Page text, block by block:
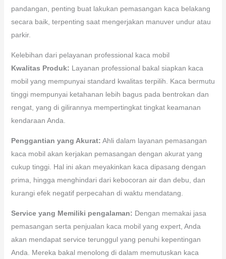
pandangan, penting buat lakukan pemasangan kaca belakang
secara baik, terpenting saat mengerjakan manuver undur atau
parkir.
Kelebihan dari pelayanan professional kaca mobil
Kwalitas Produk: Layanan professional bakal siapkan kaca
mobil yang mempunyai standard kwalitas terpilih. Kaca bermutu
tinggi mempunyai ketahanan lebih bagus pada bentrokan dan
rengat, yang di gilirannya mempertingkat tingkat keamanan
kendaraan Anda.
Penggantian yang Akurat: Ahli dalam layanan pemasangan
kaca mobil akan kerjakan pemasangan dengan akurat yang
cukup tinggi. Hal ini akan meyakinkan kaca dipasang dengan
prima, hingga menghindari dari kebocoran air dan debu, dan
kurangi efek negatif perpecahan di waktu mendatang.
Service yang Memiliki pengalaman: Dengan memakai jasa
pemasangan serta penjualan kaca mobil yang expert, Anda
akan mendapat service terunggul yang penuhi kepentingan
Anda. Mereka bakal menolong di dalam memutuskan kaca